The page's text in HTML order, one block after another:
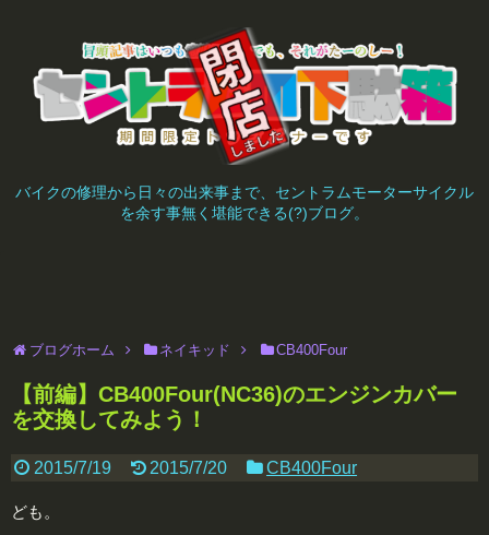
バイクの修理から日々の出来事まで、セントラムモーターサイクル
を余す事無く堪能できる(?)ブログ。
ブログホーム ネイキッド CB400Four
【前編】CB400Four(NC36)のエンジンカバー
を交換してみよう！
2015/7/19 2015/7/20 CB400Four
ども。